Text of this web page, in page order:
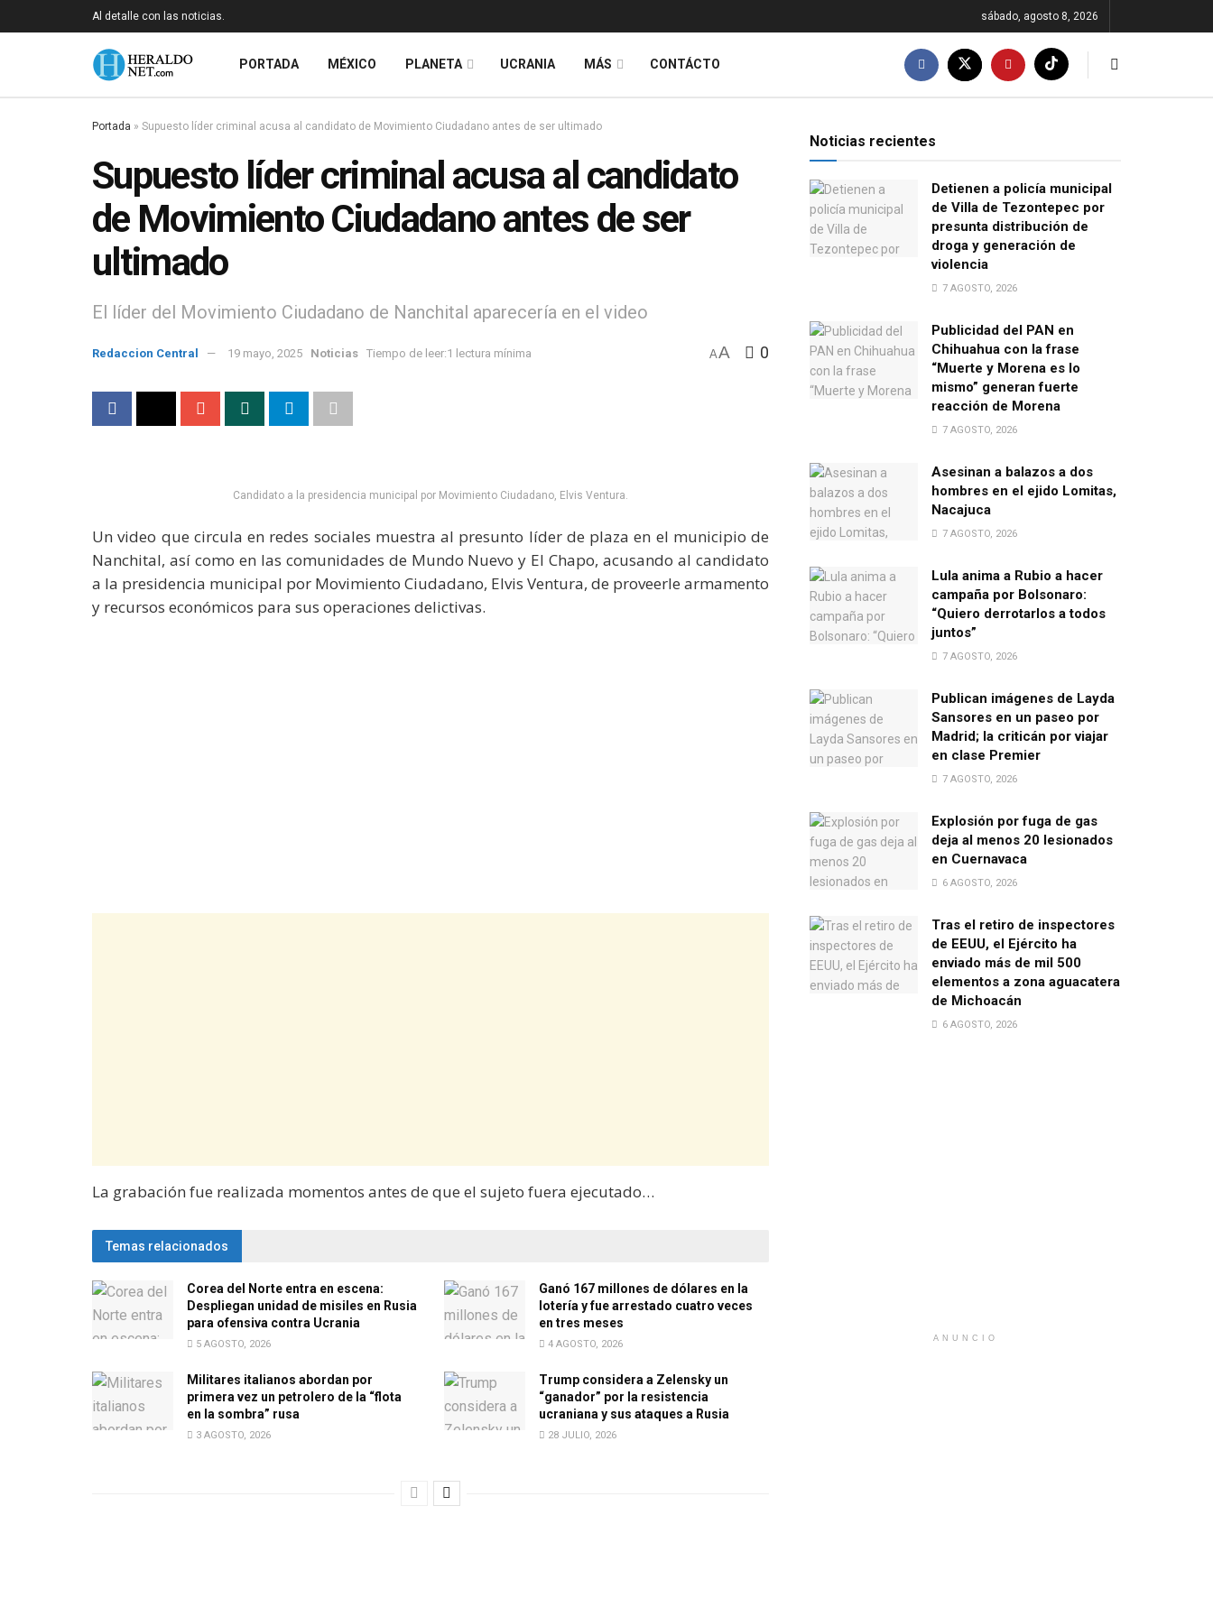
Al detalle con las noticias. sábado, agosto 8, 2026
PORTADA MÉXICO PLANETA UCRANIA MÁS CONTÁCTO
Portada » Supuesto líder criminal acusa al candidato de Movimiento Ciudadano antes de ser ultimado
Supuesto líder criminal acusa al candidato
de Movimiento Ciudadano antes de ser
ultimado
El líder del Movimiento Ciudadano de Nanchital aparecería en el video
Redaccion Central 19 mayo, 2025 Noticias Tiempo de leer:1 lectura mínima AA 0
Candidato a la presidencia municipal por Movimiento Ciudadano, Elvis Ventura.
Un video que circula en redes sociales muestra al presunto líder de plaza en el municipio de
Nanchital, así como en las comunidades de Mundo Nuevo y El Chapo, acusando al candidato
a la presidencia municipal por Movimiento Ciudadano, Elvis Ventura, de proveerle armamento
y recursos económicos para sus operaciones delictivas.
La grabación fue realizada momentos antes de que el sujeto fuera ejecutado…
Temas relacionados
Corea del Norte entra en escena:
Despliegan unidad de misiles en Rusia
para ofensiva contra Ucrania
5 AGOSTO, 2026
Ganó 167 millones de dólares en la
lotería y fue arrestado cuatro veces
en tres meses
4 AGOSTO, 2026
Militares italianos abordan por
primera vez un petrolero de la “flota
en la sombra” rusa
3 AGOSTO, 2026
Trump considera a Zelensky un
“ganador” por la resistencia
ucraniana y sus ataques a Rusia
28 JULIO, 2026
Noticias recientes
Detienen a policía municipal
de Villa de Tezontepec por
presunta distribución de
droga y generación de
violencia
7 AGOSTO, 2026
Publicidad del PAN en
Chihuahua con la frase
“Muerte y Morena es lo
mismo” generan fuerte
reacción de Morena
7 AGOSTO, 2026
Asesinan a balazos a dos
hombres en el ejido Lomitas,
Nacajuca
7 AGOSTO, 2026
Lula anima a Rubio a hacer
campaña por Bolsonaro:
“Quiero derrotarlos a todos
juntos”
7 AGOSTO, 2026
Publican imágenes de Layda
Sansores en un paseo por
Madrid; la criticán por viajar
en clase Premier
7 AGOSTO, 2026
Explosión por fuga de gas
deja al menos 20 lesionados
en Cuernavaca
6 AGOSTO, 2026
Tras el retiro de inspectores
de EEUU, el Ejército ha
enviado más de mil 500
elementos a zona aguacatera
de Michoacán
6 AGOSTO, 2026
ANUNCIO